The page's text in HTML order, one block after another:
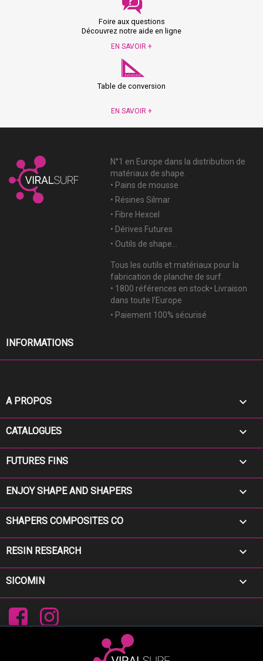
Foire aux questions
Découvrez notre aide en ligne
EN SAVOIR +
Table de conversion
EN SAVOIR +
N°1 en Europe dans la distribution de
matériaux de shape.
• Pains de mousse
• Résines Silmar
• Fibre Hexcel
• Dérives Futures
• Outils de shape...
Tous les outils et matériaux pour la
fabrication de planche de surf.
• 1800 références en stock• Livraison
dans toute l’Europe
• Paiement 100% sécurisé
INFORMATIONS
A PROPOS 
CATALOGUES 
FUTURES FINS 
ENJOY SHAPE AND SHAPERS 
SHAPERS COMPOSITES CO 
RESIN RESEARCH 
SICOMIN 
FacebookInstagram